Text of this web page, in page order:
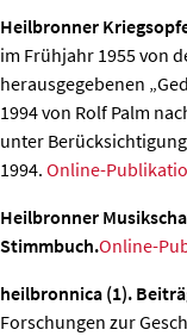
Heilbronner
im Frühjahr 1955 von
herausgegebenen
1994 von Rolf Palm
unter
1994. Online-
Heilbronner
Stimmbuch.Online-
heilbronnica (1).
Forschungen zur